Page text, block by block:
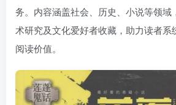
务。内容涵盖社会、历史、小说等领域
术研究及文化爱好者收藏，助力读者系
阅读价值。